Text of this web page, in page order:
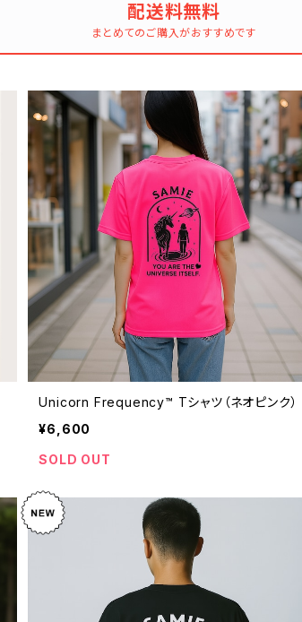
配送料無料
まとめてのご購入がおすすめです
Unicorn Frequency™ Tシャツ（ネオピンク）
¥6,600
SOLD OUT